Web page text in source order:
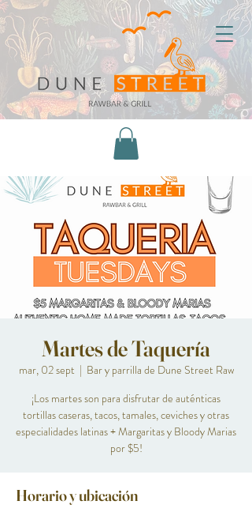
Martes de Taquería
mar, 02 sept
  |
Bar y parrilla de Dune Street Raw
¡Los martes son para disfrutar de auténticas
tortillas caseras, tacos, tamales, ceviches y otras
especialidades latinas + Margaritas y Bloody Marias
por $5!
Horario y ubicación